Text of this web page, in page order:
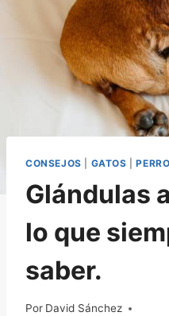
CONSEJOS GATOS |
Glándulas
lo que
saber.
Por David Sánchez
09/12/2022